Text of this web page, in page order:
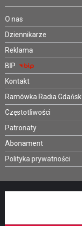
O nas
Dziennikarze
Reklama
BIP
Kontakt
Ramówka Radia Gdańsk
Częstotliwości
Patronaty
Abonament
Polityka prywatności